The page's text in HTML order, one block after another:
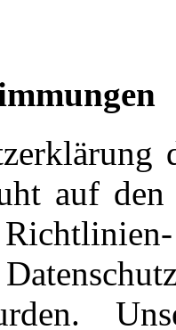
auf